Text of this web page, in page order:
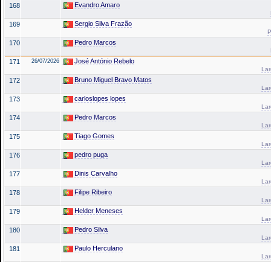
168 Evandro Amaro
169 Sergio Silva Frazão
170 Pedro Marcos
171 26/07/2026 José António Rebelo
172 Bruno Miguel Bravo Matos
173 carloslopes lopes
174 Pedro Marcos
175 Tiago Gomes
176 pedro puga
177 Dinis Carvalho
178 Filipe Ribeiro
179 Helder Meneses
180 Pedro Silva
181 Paulo Herculano